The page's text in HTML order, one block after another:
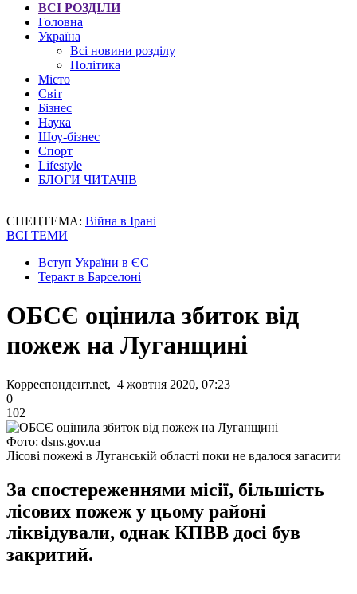
ВСІ РОЗДІЛИ
Головна
Україна
Всі новини розділу
Політика
Місто
Світ
Бізнес
Наука
Шоу-бізнес
Спорт
Lifestyle
БЛОГИ ЧИТАЧІВ
СПЕЦТЕМА: Війна в Ірані
ВСІ ТЕМИ
Вступ України в ЄС
Теракт в Барселоні
ОБСЄ оцінила збиток від
пожеж на Луганщині
Корреспондент.net, 4 жовтня 2020, 07:23
0
102
Фото: dsns.gov.ua
Лісові пожежі в Луганській області поки не вдалося загасити
За спостереженнями місії, більшість
лісових пожеж у цьому районі
ліквідували, однак КПВВ досі був
закритий.